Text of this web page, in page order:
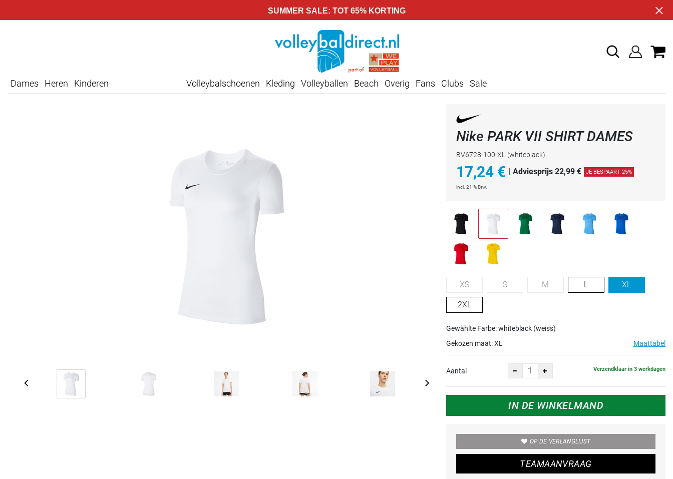
SUMMER SALE: TOT 65% KORTING
Dames Heren Kinderen Volleybalschoenen Kleding Volleyballen Beach Overig Fans Clubs Sale
Nike PARK VII SHIRT DAMES
BV6728-100-XL (whiteblack)
17,24 € Adviesprijs 22,99 € JE BESPAART 25%
incl. 21 % Btw.
XS S M L XL
2XL
Gewählte Farbe: whiteblack (weiss)
Gekozen maat:XL Maattabel
Aantal Verzendklaar in 3 werkdagen
IN DE WINKELMAND
OP DE VERLANGLIJST
TEAMAANVRAAG